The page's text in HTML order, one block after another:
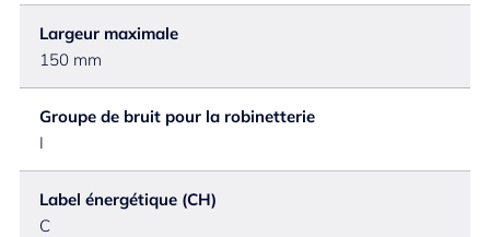
Largeur maximale
150 mm
Groupe de bruit pour la robinetterie
I
Label énergétique (CH)
C